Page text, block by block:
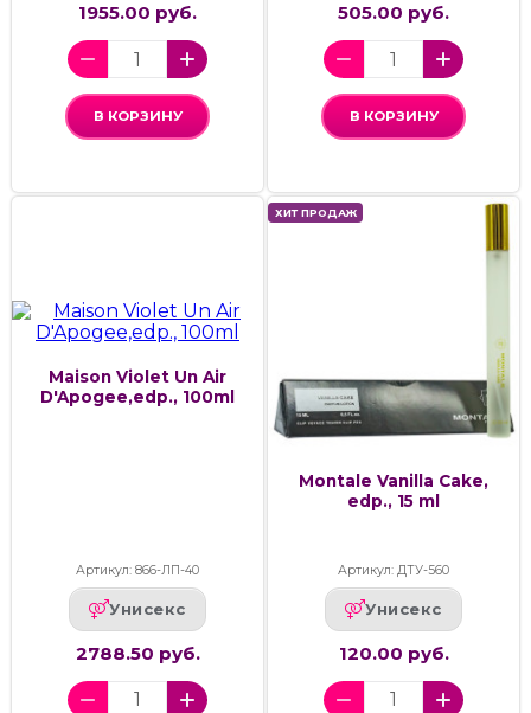
1955.00 руб.
В КОРЗИНУ
505.00 руб.
В КОРЗИНУ
Maison Violet Un Air
D'Apogee,edp., 100ml
Артикул: 866-ЛП-40
Унисекс
2788.50 руб.
ХИТ ПРОДАЖ
Montale Vanilla Cake,
edp., 15 ml
Артикул: ДТУ-560
Унисекс
120.00 руб.